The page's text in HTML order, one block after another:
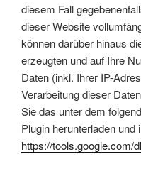
diesem Fall
dieser Website
können darüber hinaus
erzeugten und auf Ihre
Daten (inkl. Ihrer IP-
Verarbeitung dieser
Sie das unter dem
Plugin herunterladen und
https://tools.google.com/